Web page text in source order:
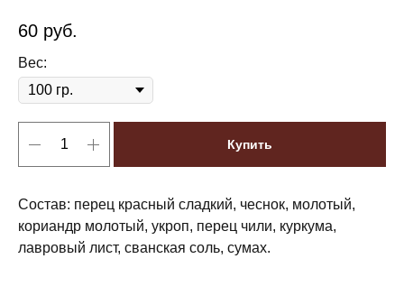
60 руб.
Вес:
Купить
Состав: перец красный сладкий, чеснок, молотый,
кориандр молотый, укроп, перец чили, куркума,
лавровый лист, сванская соль, сумах.